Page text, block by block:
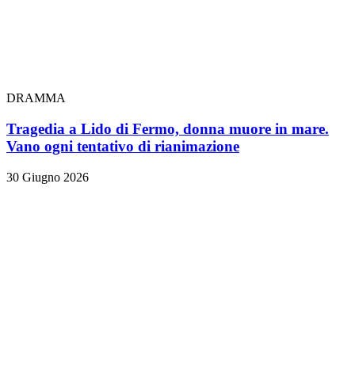
DRAMMA
Tragedia a Lido di Fermo, donna muore in mare.
Vano ogni tentativo di rianimazione
30 Giugno 2026